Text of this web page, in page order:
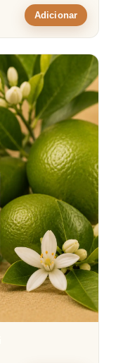
Adicionar